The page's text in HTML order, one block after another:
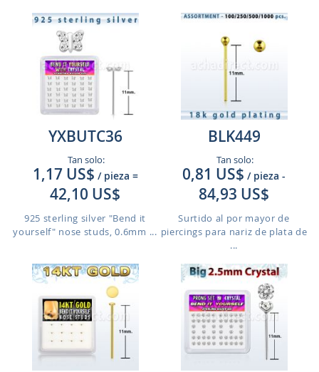
YXBUTC36
Tan solo:
1,17 US$ / pieza =
42,10 US$
925 sterling silver "Bend it
yourself" nose studs, 0.6mm ...
BLK449
Tan solo:
0,81 US$ / pieza -
84,93 US$
Surtido al por mayor de
piercings para nariz de plata de
...